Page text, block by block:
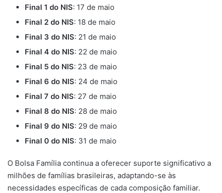
Final 1 do NIS: 17 de maio
Final 2 do NIS: 18 de maio
Final 3 do NIS: 21 de maio
Final 4 do NIS: 22 de maio
Final 5 do NIS: 23 de maio
Final 6 do NIS: 24 de maio
Final 7 do NIS: 27 de maio
Final 8 do NIS: 28 de maio
Final 9 do NIS: 29 de maio
Final 0 do NIS: 31 de maio
O Bolsa Família continua a oferecer suporte significativo a
milhões de famílias brasileiras, adaptando-se às
necessidades específicas de cada composição familiar.